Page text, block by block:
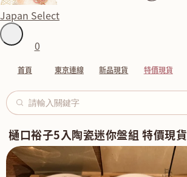
Japan Select
0
首頁 東京連線 新品現貨 特價現貨
樋口裕子5入陶瓷迷你盤組 特價現貨